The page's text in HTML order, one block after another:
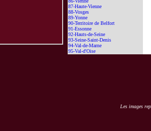
87-Haute-Vienne
88-Vosges
89-Yonne
90-Territoire de Belfort
91-Essonne
92-Hauts-de-Seine
93-Seine-Saint-Denis
94-Val-de-Marne
95-Val-d'Oise
Les images